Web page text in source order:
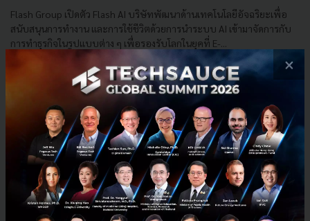
Flash Group เปิดตัว Flash AI บริษัทพัฒนาด้านเทคโนโลยีอัจฉริยะเพื่อ
สนับสนุนการทำงาน และการใช้ชีวิตด้วยการนำระบบ AI เข้ามาจัดการกับ
การทำธุรกิจในรูปแบบต่าง ๆ เพื่อรองรับโลกในยุคที่ E-...
| ByTechsauce Team
Flash AI E-Commerce Flash Group
×